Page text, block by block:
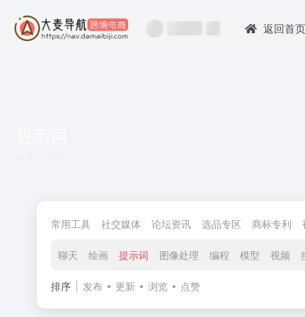
返回首页
常用工具 社交媒体 论坛资讯 选品专区 商标专利
聊天 绘画 提示词 图像处理 编程 模型 视频
排序 发布 更新 浏览 点赞